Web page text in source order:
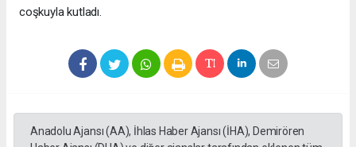
coşkuyla kutladı.
Anadolu Ajansı (AA), İhlas Haber Ajansı (İHA), Demirören